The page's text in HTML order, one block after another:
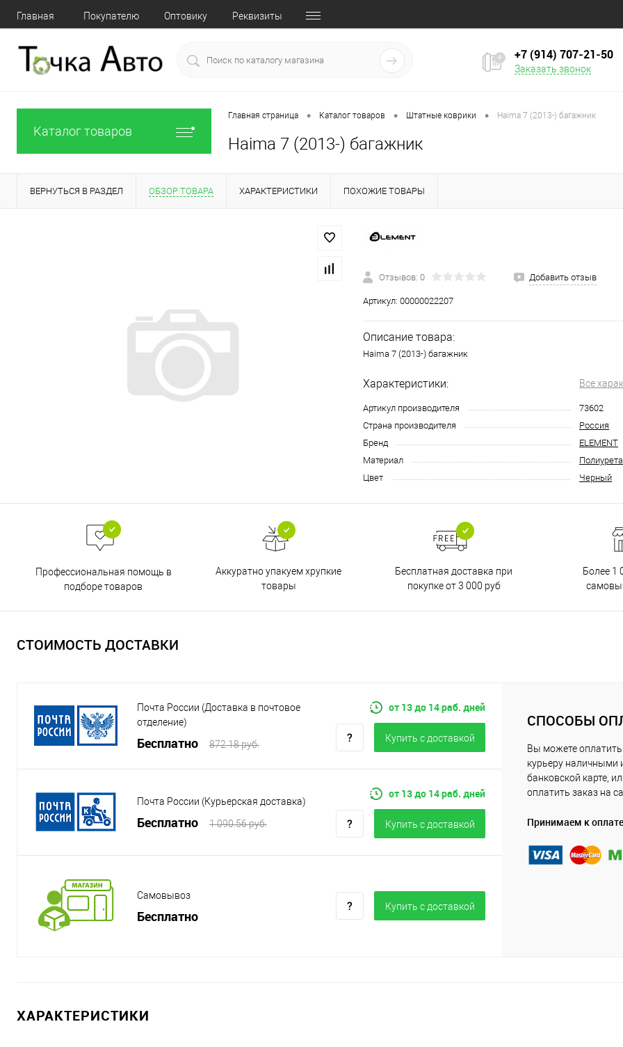
Главная Покупателю Оптовику Реквизиты
+7 (914) 707‒21‒50
Заказать звонок
Каталог товаров
Главная страница • Каталог товаров • Штатные коврики • Haima 7 (2013-) багажник
Haima 7 (2013-) багажник
ВЕРНУТЬСЯ В РАЗДЕЛ ОБЗОР ТОВАРА ХАРАКТЕРИСТИКИ ПОХОЖИЕ ТОВАРЫ
Отзывов: 0 Добавить отзыв
Артикул: 00000022207
Описание товара:
Haima 7 (2013-) багажник
Характеристики: Все
Артикул производителя
73602
Страна производителя
Россия
Бренд
ELEMENT
Материал
Цвет
Черный
Профессиональная помощь в
подборе товаров
Аккуратно упакуем хрупкие
товары
Бесплатная доставка при
покупке от 3 000 руб
Более 1
СТОИМОСТЬ ДОСТАВКИ
Почта России (Доставка в почтовое
отделение)
Бесплатно 872.18 руб.
от 13 до 14 раб. дней
Купить c доставкой
Почта России (Курьерская доставка)
Бесплатно 1 090.56 руб.
от 13 до 14 раб. дней
Купить c доставкой
Самовывоз
Бесплатно
Купить c доставкой
СПОСОБЫ
Вы можете оплатить
курьеру наличными
банковской карте,
оплатить заказ на
Принимаем к оплате
ХАРАКТЕРИСТИКИ